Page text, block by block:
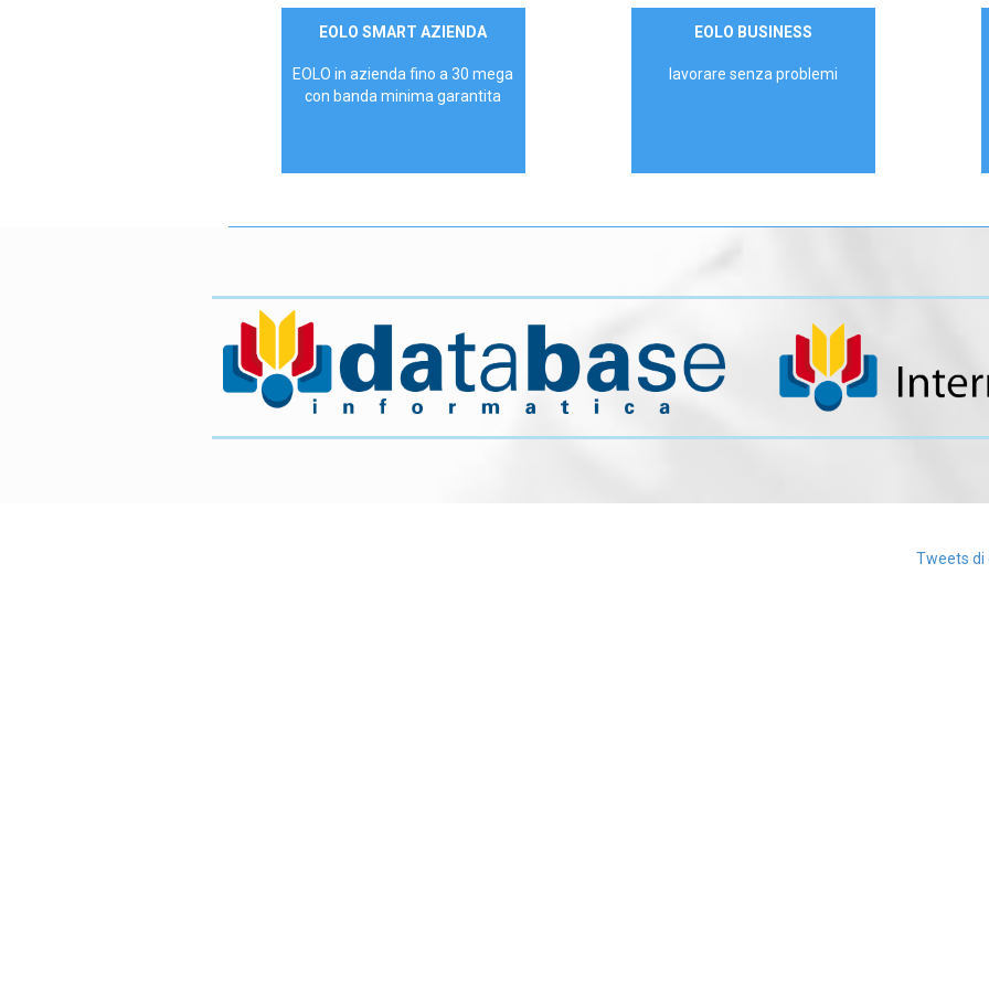
Contattaci
EOLO SMART AZIENDA
EOLO in azienda fino a 30 mega
con banda minima garantita
ContattaciEOLO BUSINESS
lavorare senza problemi
Tweets di